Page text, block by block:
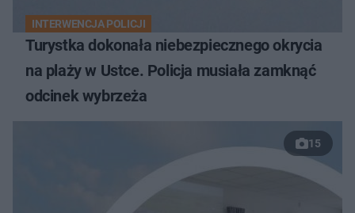
INTERWENCJA POLICJI
Turystka dokonała niebezpiecznego okrycia
na plaży w Ustce. Policja musiała zamknąć
odcinek wybrzeża
15